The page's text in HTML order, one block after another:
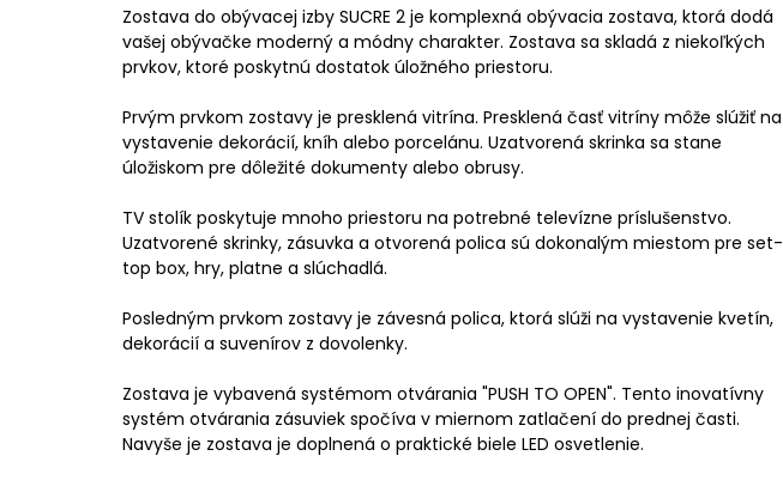
Zostava do obývacej izby SUCRE 2 je komplexná obývacia zostava, ktorá dodá
vašej obývačke moderný a módny charakter. Zostava sa skladá z niekoľkých
prvkov, ktoré poskytnú dostatok úložného priestoru.
Prvým prvkom zostavy je presklená vitrína. Presklená časť vitríny môže slúžiť na
vystavenie dekorácií, kníh alebo porcelánu. Uzatvorená skrinka sa stane
úložiskom pre dôležité dokumenty alebo obrusy.
TV stolík poskytuje mnoho priestoru na potrebné televízne príslušenstvo.
Uzatvorené skrinky, zásuvka a otvorená polica sú dokonalým miestom pre set-
top box, hry, platne a slúchadlá.
Posledným prvkom zostavy je závesná polica, ktorá slúži na vystavenie kvetín,
dekorácií a suvenírov z dovolenky.
Zostava je vybavená systémom otvárania "PUSH TO OPEN". Tento inovatívny
systém otvárania zásuviek spočíva v miernom zatlačení do prednej časti.
Navyše je zostava je doplnená o praktické biele LED osvetlenie.